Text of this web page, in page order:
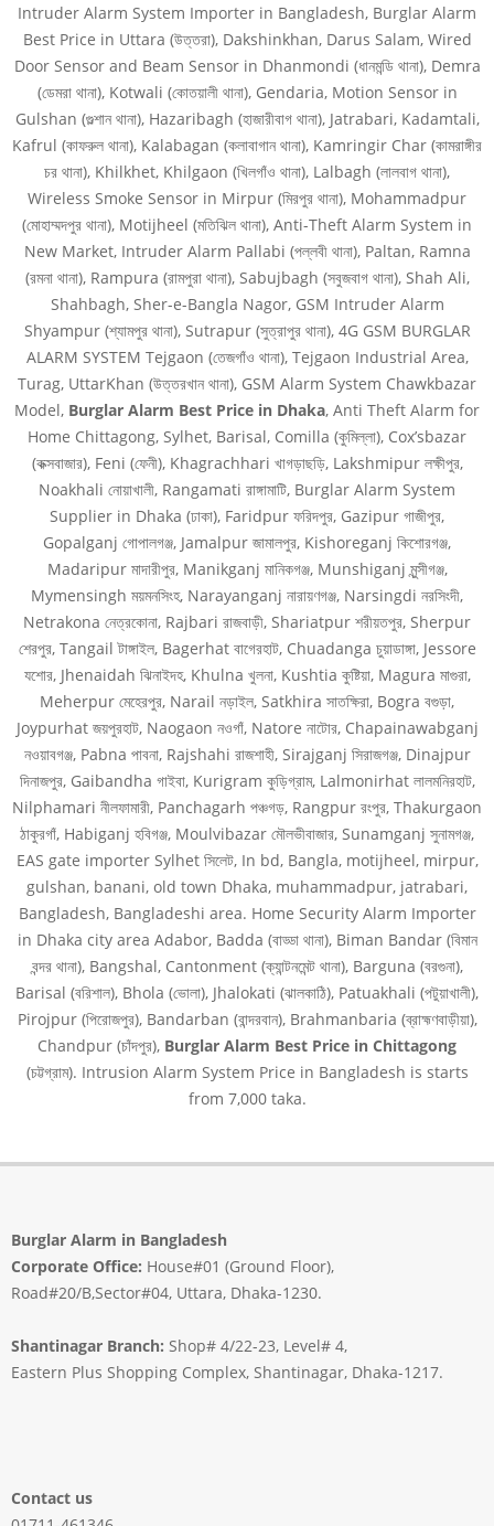
Intruder Alarm System Importer in Bangladesh, Burglar Alarm
Best Price in Uttara (উত্তরা), Dakshinkhan, Darus Salam, Wired
Door Sensor and Beam Sensor in Dhanmondi (ধানমন্ডি থানা), Demra
(ডেমরা থানা), Kotwali (কোতয়ালী থানা), Gendaria, Motion Sensor in
Gulshan (গুল্শান থানা), Hazaribagh (হাজারীবাগ থানা), Jatrabari, Kadamtali,
Kafrul (কাফরুল থানা), Kalabagan (কলাবাগান থানা), Kamringir Char (কামরাঙ্গীর
চর থানা), Khilkhet, Khilgaon (খিলগাঁও থানা), Lalbagh (লালবাগ থানা),
Wireless Smoke Sensor in Mirpur (মিরপুর থানা), Mohammadpur
(মোহাম্মদপুর থানা), Motijheel (মতিঝিল থানা), Anti-Theft Alarm System in
New Market, Intruder Alarm Pallabi (পল্লবী থানা), Paltan, Ramna
(রমনা থানা), Rampura (রামপুরা থানা), Sabujbagh (সবুজবাগ থানা), Shah Ali,
Shahbagh, Sher-e-Bangla Nagor, GSM Intruder Alarm
Shyampur (শ্যামপুর থানা), Sutrapur (সুত্রাপুর থানা), 4G GSM BURGLAR
ALARM SYSTEM Tejgaon (তেজগাঁও থানা), Tejgaon Industrial Area,
Turag, UttarKhan (উত্তরখান থানা), GSM Alarm System Chawkbazar
Model, Burglar Alarm Best Price in Dhaka, Anti Theft Alarm for
Home Chittagong, Sylhet, Barisal, Comilla (কুমিল্লা), Cox’sbazar
(কক্সবাজার), Feni (ফেনী), Khagrachhari খাগড়াছড়ি, Lakshmipur লক্ষীপুর,
Noakhali নোয়াখালী, Rangamati রাঙ্গামাটি, Burglar Alarm System
Supplier in Dhaka (ঢাকা), Faridpur ফরিদপুর, Gazipur গাজীপুর,
Gopalganj গোপালগঞ্জ, Jamalpur জামালপুর, Kishoreganj কিশোরগঞ্জ,
Madaripur মাদারীপুর, Manikganj মানিকগঞ্জ, Munshiganj মুন্সীগঞ্জ,
Mymensingh ময়মনসিংহ, Narayanganj নারায়ণগঞ্জ, Narsingdi নরসিংদী,
Netrakona নেত্রকোনা, Rajbari রাজবাড়ী, Shariatpur শরীয়তপুর, Sherpur
শেরপুর, Tangail টাঙ্গাইল, Bagerhat বাগেরহাট, Chuadanga চুয়াডাঙ্গা, Jessore
যশোর, Jhenaidah ঝিনাইদহ, Khulna খুলনা, Kushtia কুষ্টিয়া, Magura মাগুরা,
Meherpur মেহেরপুর, Narail নড়াইল, Satkhira সাতক্ষিরা, Bogra বগুড়া,
Joypurhat জয়পুরহাট, Naogaon নওগাঁ, Natore নাটোর, Chapainawabganj
নওয়াবগঞ্জ, Pabna পাবনা, Rajshahi রাজশাহী, Sirajganj সিরাজগঞ্জ, Dinajpur
দিনাজপুর, Gaibandha গাইবা, Kurigram কুড়িগ্রাম, Lalmonirhat লালমনিরহাট,
Nilphamari নীলফামারী, Panchagarh পঞ্চগড়, Rangpur রংপুর, Thakurgaon
ঠাকুরগাঁ, Habiganj হবিগঞ্জ, Moulvibazar মৌলভীবাজার, Sunamganj সুনামগঞ্জ,
EAS gate importer Sylhet সিলেট, In bd, Bangla, motijheel, mirpur,
gulshan, banani, old town Dhaka, muhammadpur, jatrabari,
Bangladesh, Bangladeshi area. Home Security Alarm Importer
in Dhaka city area Adabor, Badda (বাড্ডা থানা), Biman Bandar (বিমান
বন্দর থানা), Bangshal, Cantonment (ক্যান্টনমেন্ট থানা), Barguna (বরগুনা),
Barisal (বরিশাল), Bhola (ভোলা), Jhalokati (ঝালকাঠি), Patuakhali (পটুয়াখালী),
Pirojpur (পিরোজপুর), Bandarban (বান্দরবান), Brahmanbaria (ব্রাহ্মণবাড়ীয়া),
Chandpur (চাঁদপুর), Burglar Alarm Best Price in Chittagong
(চট্টগ্রাম). Intrusion Alarm System Price in Bangladesh is starts
from 7,000 taka.
Burglar Alarm in Bangladesh
Corporate Office: House#01 (Ground Floor),
Road#20/B,Sector#04, Uttara, Dhaka-1230.
Shantinagar Branch: Shop# 4/22-23, Level# 4,
Eastern Plus Shopping Complex, Shantinagar, Dhaka-1217.
Contact us